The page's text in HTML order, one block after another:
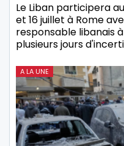
Le Liban participera
et 16 juillet à Rome
responsable libanais
plusieurs jours
A LA UNE